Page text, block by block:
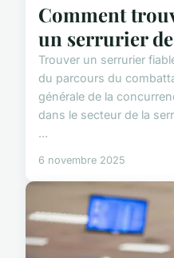
Comment
un serrurier
Trouver un serrurier
du parcours du
générale de la
dans le secteur de la
...
6 novembre 2025